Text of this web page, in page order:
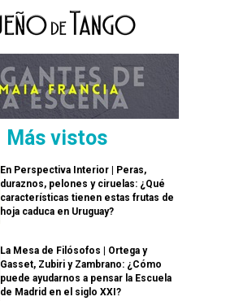
Más vistos
En Perspectiva Interior | Peras,
duraznos, pelones y ciruelas: ¿Qué
características tienen estas frutas de
hoja caduca en Uruguay?
La Mesa de Filósofos | Ortega y
Gasset, Zubiri y Zambrano: ¿Cómo
puede ayudarnos a pensar la Escuela
de Madrid en el siglo XXI?